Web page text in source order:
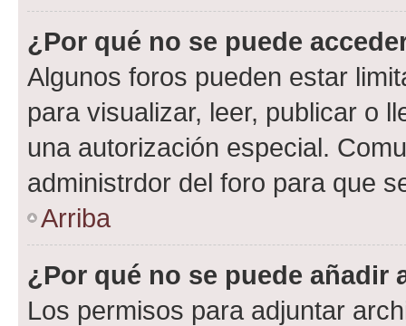
¿Por qué no se puede
Algunos foros pueden estar
para visualizar, leer, publicar o
una autorización especial.
administrdor del foro para que
Arriba
¿Por qué no se puede añadir
Los permisos para adjuntar